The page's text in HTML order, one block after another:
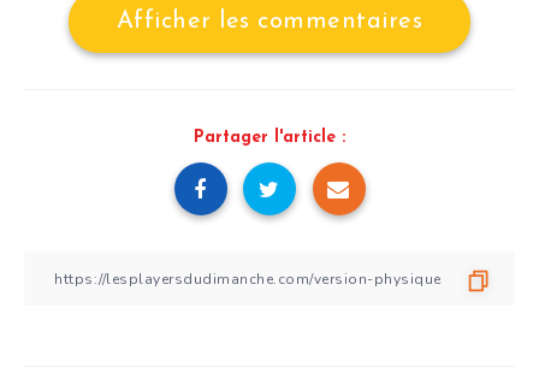
Afficher les commentaires
Partager l'article :